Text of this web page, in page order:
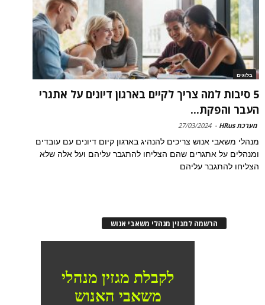
בלוגים
5 סיבות למה צריך לקיים בארגון דיונים על אתגרי
העבר והפקת...
מערכת HRus -
27/03/2024
מנהלי משאבי אנוש צריכים להנהיג בארגון קיום דיונים עם עובדים
ומנהלים על אתגרים שהם הצליחו להתגבר עליהם ועל אלה שלא
הצליחו להתגבר עליהם
הרשמה למגזין מנהלי משאבי אנוש